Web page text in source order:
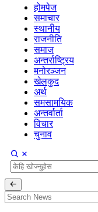
होमपेज
समाचार
स्थानीय
राजनीति
समाज
अन्तर्राष्ट्रिय
मनोरञ्जन
खेलकुद
अर्थ
समसामयिक
अन्तर्वार्ता
विचार
चुनाव